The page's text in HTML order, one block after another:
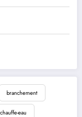
branchement
chauffe-eau